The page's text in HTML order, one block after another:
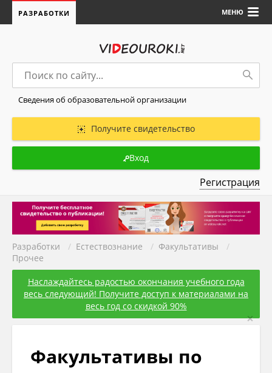
МЕНЮ
РАЗРАБОТКИ
Сведения об образовательной организации
Получите свидетельство
Вход
Регистрация
Разработки / Естествознание / Факультативы
/
Прочее
Наслаждайтесь радостью окончания учебного года
весь следующий! Получите доступ к материалами на
весь год со скидкой 90%
×
Факультативы по